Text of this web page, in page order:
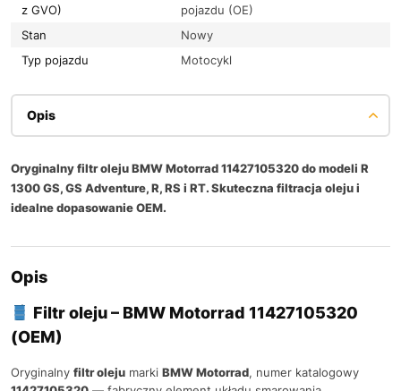
z GVO)
pojazdu (OE)
Stan
Nowy
Typ pojazdu
Motocykl
Opis
Oryginalny filtr oleju BMW Motorrad 11427105320 do modeli R
1300 GS, GS Adventure, R, RS i RT. Skuteczna filtracja oleju i
idealne dopasowanie OEM.
Opis
Filtr oleju – BMW Motorrad 11427105320
(OEM)
Oryginalny filtr oleju marki BMW Motorrad, numer katalogowy